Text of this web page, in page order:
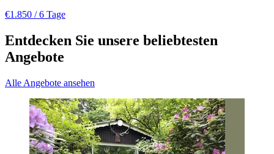
€1.850 / 6 Tage
Entdecken Sie unsere beliebtesten
Angebote
Alle Angebote ansehen